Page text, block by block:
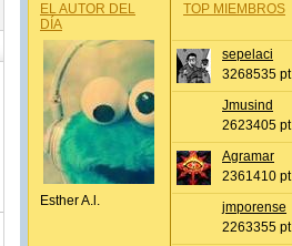
EL AUTOR DEL
DÍA
Esther A.l.
TOP MIEMBROS
sepelaci
3268535 pt
Jmusind
2623405 pt
Agramar
2361410 pt
jmporense
2263355 pt